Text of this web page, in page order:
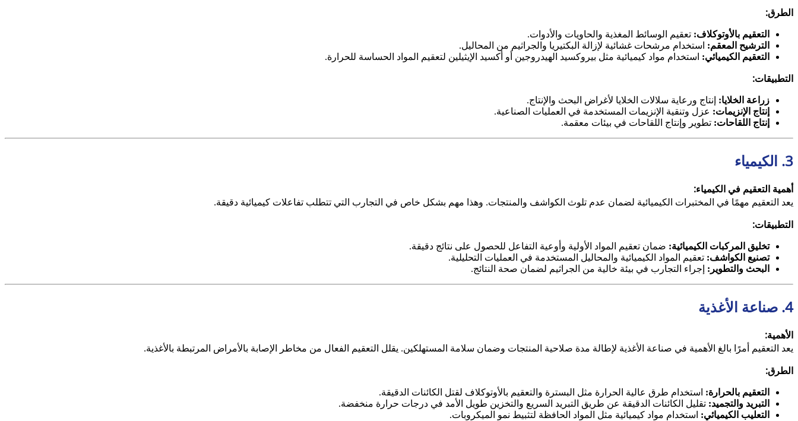
الطرق:
التعقيم بالأوتوكلاف: تعقيم الوسائط المغذية والحاويات والأدوات.
الترشيح المعقم: استخدام مرشحات غشائية لإزالة البكتيريا والجراثيم من المحاليل.
التعقيم الكيميائي: استخدام مواد كيميائية مثل بيروكسيد الهيدروجين أو أكسيد الإيثيلين لتعقيم المواد الحساسة للحرارة.
التطبيقات:
زراعة الخلايا: إنتاج ورعاية سلالات الخلايا لأغراض البحث والإنتاج.
إنتاج الإنزيمات: عزل وتنقية الإنزيمات المستخدمة في العمليات الصناعية.
إنتاج اللقاحات: تطوير وإنتاج اللقاحات في بيئات معقمة.
3. الكيمياء
أهمية التعقيم في الكيمياء:
يعد التعقيم مهمًا في المختبرات الكيميائية لضمان عدم تلوث الكواشف والمنتجات. وهذا مهم بشكل خاص في التجارب التي تتطلب تفاعلات كيميائية دقيقة.
التطبيقات:
تخليق المركبات الكيميائية: ضمان تعقيم المواد الأولية وأوعية التفاعل للحصول على نتائج دقيقة.
تصنيع الكواشف: تعقيم المواد الكيميائية والمحاليل المستخدمة في العمليات التحليلية.
البحث والتطوير: إجراء التجارب في بيئة خالية من الجراثيم لضمان صحة النتائج.
4. صناعة الأغذية
الأهمية:
يعد التعقيم أمرًا بالغ الأهمية في صناعة الأغذية لإطالة مدة صلاحية المنتجات وضمان سلامة المستهلكين. يقلل التعقيم الفعال من مخاطر الإصابة بالأمراض المرتبطة بالأغذية.
الطرق:
التعقيم بالحرارة: استخدام طرق عالية الحرارة مثل البسترة والتعقيم بالأوتوكلاف لقتل الكائنات الدقيقة.
التبريد والتجميد: تقليل الكائنات الدقيقة عن طريق التبريد السريع والتخزين طويل الأمد في درجات حرارة منخفضة.
التعليب الكيميائي: استخدام مواد كيميائية مثل المواد الحافظة لتثبيط نمو الميكروبات.